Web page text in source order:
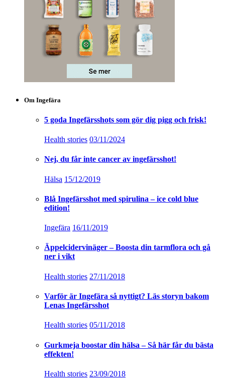
Om Ingefära
5 goda Ingefärsshots som gör dig pigg och frisk!
Health stories 03/11/2024
Nej, du får inte cancer av ingefärsshot!
Hälsa 15/12/2019
Blå Ingefärsshot med spirulina – ice cold blue
edition!
Ingefära 16/11/2019
Äppelcidervinäger – Boosta din tarmflora och gå
ner i vikt
Health stories 27/11/2018
Varför är Ingefära så nyttigt? Läs storyn bakom
Lenas Ingefärsshot
Health stories 05/11/2018
Gurkmeja boostar din hälsa – Så här får du bästa
effekten!
Health stories 23/09/2018